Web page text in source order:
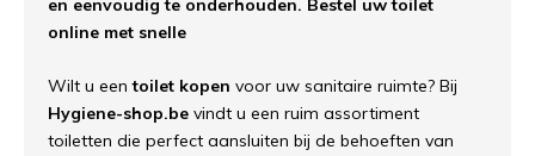
en eenvoudig te onderhouden. Bestel uw toilet
online met snelle
Wilt u eentoilet kopen voor uw sanitaire ruimte? Bij
Hygiene-shop.be vindt u een ruim assortiment
toiletten die perfect aansluiten bij de behoeften van